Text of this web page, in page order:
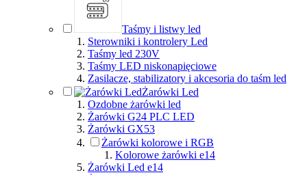
Taśmy i listwy led
Sterowniki i kontrolery Led
Taśmy led 230V
Taśmy LED niskonapięciowe
Zasilacze, stabilizatory i akcesoria do taśm led
Żarówki Led
Ozdobne żarówki led
Żarówki G24 PLC LED
Żarówki GX53
Żarówki kolorowe i RGB
Kolorowe żarówki e14
Żarówki Led e14